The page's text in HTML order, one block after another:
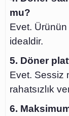
mu?
Evet. Ürünün
idealdir.
5. Döner
Evet. Sessiz
rahatsızlık
6.